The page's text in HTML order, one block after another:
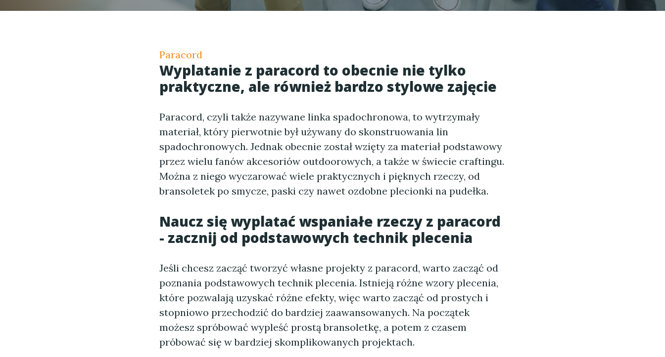
Paracord
Wyplatanie z paracord to obecnie nie tylko
praktyczne, ale również bardzo stylowe zajęcie
Paracord, czyli także nazywane linka spadochronowa, to wytrzymały
materiał, który pierwotnie był używany do skonstruowania lin
spadochronowych. Jednak obecnie został wzięty za materiał podstawowy
przez wielu fanów akcesoriów outdoorowych, a także w świecie craftingu.
Można z niego wyczarować wiele praktycznych i pięknych rzeczy, od
bransoletek po smycze, paski czy nawet ozdobne plecionki na pudełka.
Naucz się wyplatać wspaniałe rzeczy z paracord
- zacznij od podstawowych technik plecenia
Jeśli chcesz zacząć tworzyć własne projekty z paracord, warto zacząć od
poznania podstawowych technik plecenia. Istnieją różne wzory plecenia,
które pozwalają uzyskać różne efekty, więc warto zacząć od prostych i
stopniowo przechodzić do bardziej zaawansowanych. Na początek
możesz spróbować wypleść prostą bransoletkę, a potem z czasem
próbować się w bardziej skomplikowanych projektach.